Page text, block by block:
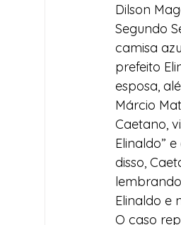
Juventude
Dilson
Segundo
camisa
prefeito
esposa,
Márcio
Caetano,
Elinaldo”
disso,
Elinaldo e
O caso